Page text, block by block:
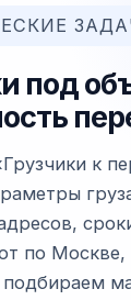
под
к
по
подбираем